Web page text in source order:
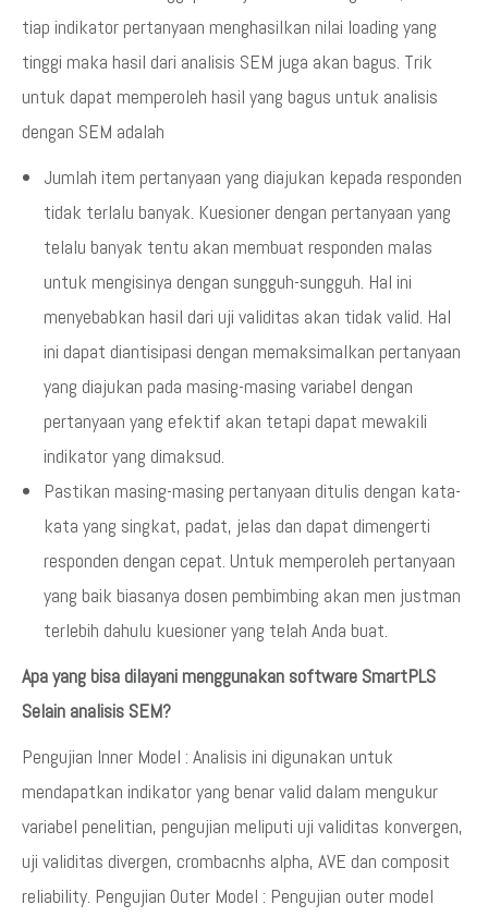
tiap indikator pertanyaan menghasilkan nilai loading yang
tinggi maka hasil dari analisis SEM juga akan bagus. Trik
untuk dapat memperoleh hasil yang bagus untuk analisis
dengan SEM adalah
Jumlah item pertanyaan yang diajukan kepada responden
tidak terlalu banyak. Kuesioner dengan pertanyaan yang
telalu banyak tentu akan membuat responden malas
untuk mengisinya dengan sungguh-sungguh. Hal ini
menyebabkan hasil dari uji validitas akan tidak valid. Hal
ini dapat diantisipasi dengan memaksimalkan pertanyaan
yang diajukan pada masing-masing variabel dengan
pertanyaan yang efektif akan tetapi dapat mewakili
indikator yang dimaksud.
Pastikan masing-masing pertanyaan ditulis dengan kata-
kata yang singkat, padat, jelas dan dapat dimengerti
responden dengan cepat. Untuk memperoleh pertanyaan
yang baik biasanya dosen pembimbing akan men justman
terlebih dahulu kuesioner yang telah Anda buat.
Apa yang bisa dilayani menggunakan software SmartPLS
Selain analisis SEM?
Pengujian Inner Model : Analisis ini digunakan untuk
mendapatkan indikator yang benar valid dalam mengukur
variabel penelitian, pengujian meliputi uji validitas konvergen,
uji validitas divergen, crombacnhs alpha, AVE dan composit
reliability. Pengujian Outer Model : Pengujian outer model